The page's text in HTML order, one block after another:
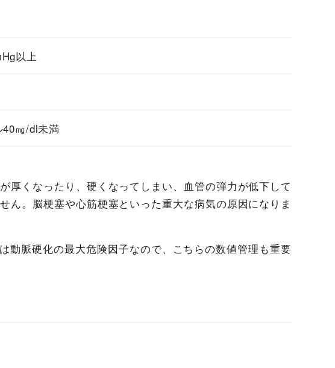
以上
㎎/dl未満
厚くなったり、硬くなってしまい、血管の弾力が低下して
。脳梗塞や心筋梗塞といった重大な病気の原因になりま
動脈硬化の最大危険因子なので、こちらの数値管理も重要